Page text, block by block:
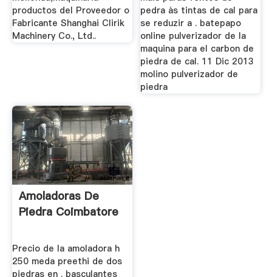
productos del Proveedor o
Fabricante Shanghai Clirik
Machinery Co., Ltd..
pedra às tintas de cal para
se reduzir a . batepapo
online pulverizador de la
maquina para el carbon de
piedra de cal. 11 Dic 2013
molino pulverizador de
piedra
Amoladoras De
Piedra Coimbatore
Precio de la amoladora h
250 meda preethi de dos
piedras en . basculantes